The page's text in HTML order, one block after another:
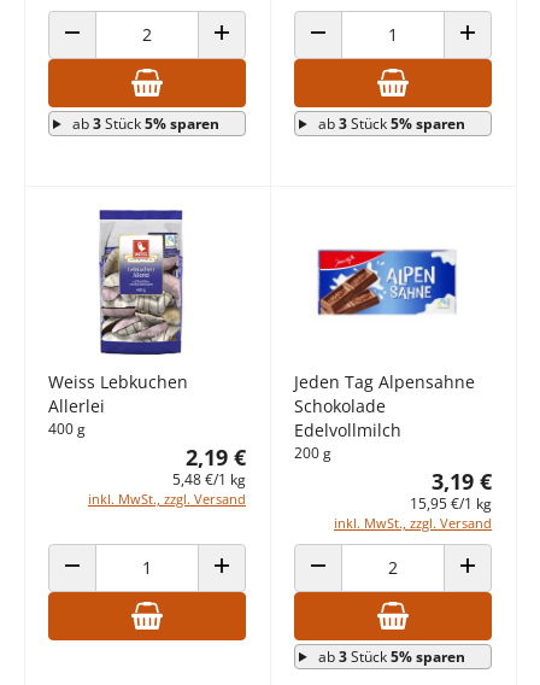
ANZAHL VERRINGERN ANZAHL ERHÖHEN
ab3Stück5% sparen
ANZAHL VERRINGERN ANZAHL
ab3Stück5% sparen
Weiss Lebkuchen
Allerlei
400 g
2,19 €
5,48 €/1 kg
inkl. MwSt., zzgl. Versand
ANZAHL VERRINGERN ANZAHL ERHÖHEN
Jeden Tag Alpensahne
Schokolade
Edelvollmilch
200 g
3,19 €
15,95 €/1 kg
inkl. MwSt., zzgl. Versand
ANZAHL VERRINGERN ANZAHL
ab3Stück5% sparen